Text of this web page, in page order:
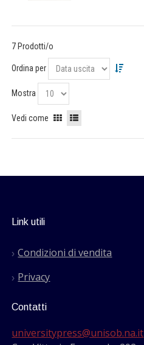
7 Prodotti/o
Ordina per
Mostra
Vedi come
Link utili
Condizioni di vendita
Privacy
Contatti
universitypress@unisob.na.it